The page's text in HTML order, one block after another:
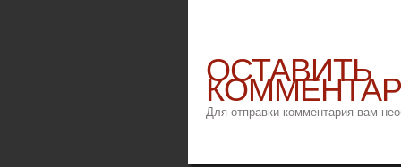
ОСТАВИТЬ
Для отправки комментария вам